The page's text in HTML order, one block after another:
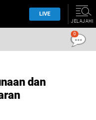
LIVE
JELAJAHI
dan
0